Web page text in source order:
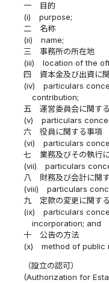
一
目的
(i)
purpose;
二
名称
(ii)
name;
三
事務所の所在地
(iii)
location of the
四
資本金及び出資に
(iv)
particulars
contribution;
五
運営委員会に関す
(v)
particulars
六
役員に関する事項
(vi)
particulars
七
業務及びその執行
(vii)
particulars
八
財務及び会計に関
(viii)
particulars
九
定款の変更に関す
(ix)
particulars
incorporation; and
十
公告の方法
(x)
method of public
（設立の認可）
(Authorization for